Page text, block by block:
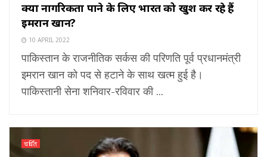
क्या नागरिकता पाने के लिए भारत को खुश कर रहे हैं
इमरान खान?
10 APRIL 2022
पाकिस्तान के राजनीतिक सर्कस की परिणति पूर्व प्रधानमंत्री
इमरान खान को पद से हटाने के साथ खत्म हुई है।
पाकिस्तानी सेना शनिवार-रविवार की ...
चर्चित